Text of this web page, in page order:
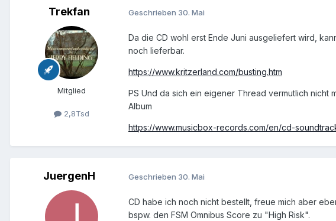
Trekfan
Mitglied
2,8Tsd
Geschrieben 30. Mai
Da die CD wohl erst Ende Juni ausgeliefert wird,
noch lieferbar.
https://www.kritzerland.com/busting.htm
PS Und da sich ein eigener Thread vermutlich nicht
Album
https://www.musicbox-records.com/en/cd-
JuergenH Geschrieben 30. Mai
CD habe ich noch nicht bestellt, freue mich aber
bspw. den FSM Omnibus Score zu "High Risk".